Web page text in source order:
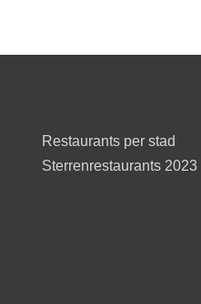
Restaurants per stad
Sterrenrestaurants 2023